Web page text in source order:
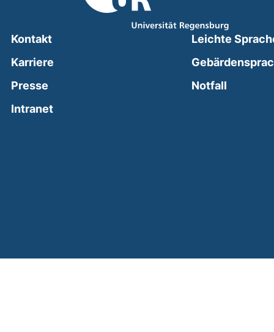
Kontakt
Karriere
Presse
Intranet(external link, opens in a new window)
Leichte
Notfall